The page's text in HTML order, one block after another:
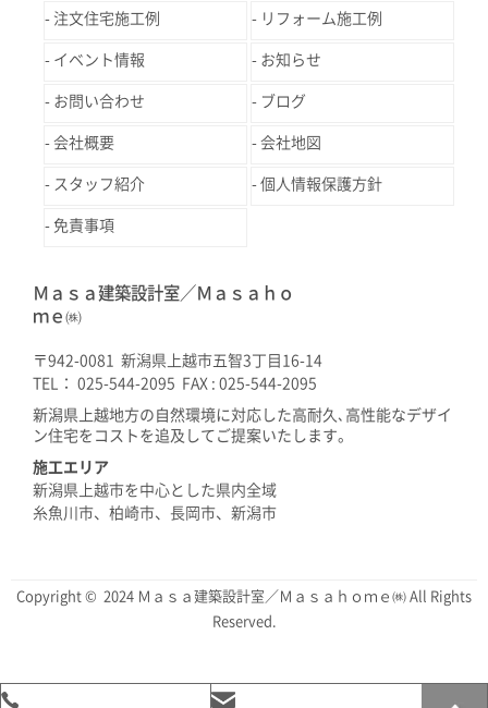
注文住宅施工例 リフォーム施工例
イベント情報 お知らせ
お問い合わせ ブログ
会社概要 会社地図
スタッフ紹介 個人情報保護方針
免責事項
Ｍａｓａ建築設計室／Ｍａｓａｈｏ
ｍｅ㈱
〒942-0081 新潟県上越市五智3丁目16-14
TEL： 025-544-2095 FAX : 025-544-2095
新潟県上越地方の自然環境に対応した高耐久､高性能なデザイ
ン住宅をコストを追及してご提案いたします。
施工エリア
新潟県上越市を中心とした県内全域
糸魚川市、柏崎市、長岡市、新潟市
Copyright © 2024 Ｍａｓａ建築設計室／Ｍａｓａｈｏｍｅ㈱ All Rights
Reserved.